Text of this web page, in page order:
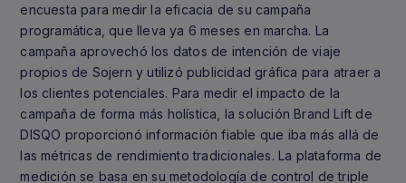
encuesta para medir la eficacia de su campaña
programática, que lleva ya 6 meses en marcha. La
campaña aprovechó los datos de intención de viaje
propios de Sojern y utilizó publicidad gráfica para atraer a
los clientes potenciales. Para medir el impacto de la
campaña de forma más holística, la solución Brand Lift de
DISQO proporcionó información fiable que iba más allá de
las métricas de rendimiento tradicionales. La plataforma de
medición se basa en su metodología de control de triple